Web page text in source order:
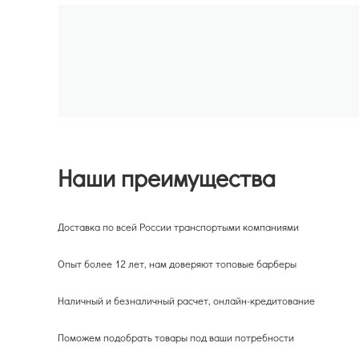
Наши преимущества
Доставка по всей России транспортыми компаниями
Опыт более 12 лет, нам доверяют топовые барберы
Наличный и безналичный расчет, онлайн-кредитование
Поможем подобрать товары под ваши потребности